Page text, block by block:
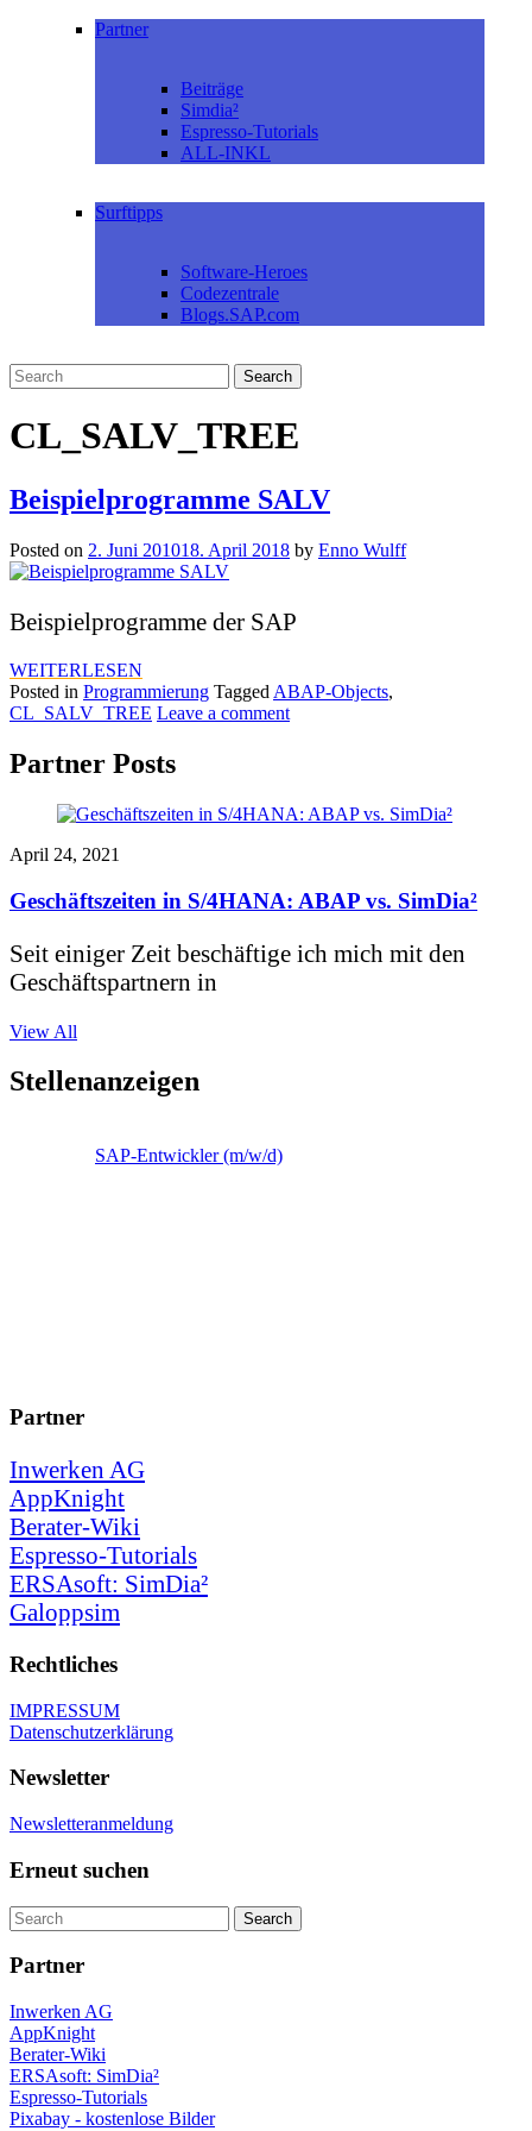
Partner
Beiträge
Simdia²
Espresso-Tutorials
ALL-INKL
Surftipps
Software-Heroes
Codezentrale
Blogs.SAP.com
CL_SALV_TREE
Beispielprogramme SALV
Posted on 2. Juni 201018. April 2018 by Enno Wulff
Beispielprogramme der SAP
WEITERLESEN
Posted in Programmierung Tagged ABAP-Objects,
CL_SALV_TREE Leave a comment
Partner Posts
April 24, 2021
Geschäftszeiten in S/4HANA: ABAP vs. SimDia²
Seit einiger Zeit beschäftige ich mich mit den
Geschäftspartnern in
View All
Stellenanzeigen
SAP-Entwickler (m/w/d)
Partner
Inwerken AG
AppKnight
Berater-Wiki
Espresso-Tutorials
ERSAsoft: SimDia²
Galoppsim
Rechtliches
IMPRESSUM
Datenschutzerklärung
Newsletter
Newsletteranmeldung
Erneut suchen
Partner
Inwerken AG
AppKnight
Berater-Wiki
ERSAsoft: SimDia²
Espresso-Tutorials
Pixabay - kostenlose Bilder